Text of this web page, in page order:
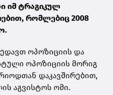
იმ ტრაგიკულ
რომლებიც 2008
ოპოზიციის და
ოპოზიციის მორიგ
დაკავშირებით,
აგვისტოს ომი.